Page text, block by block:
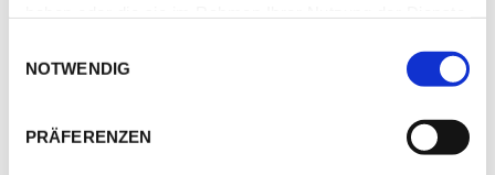
NOTWENDIG
PRÄFERENZEN
PORTO COLOM